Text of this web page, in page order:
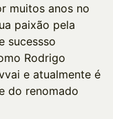
muitos anos no
paixão pela
sucessso
Rodrigo
e atualmente é
do renomado